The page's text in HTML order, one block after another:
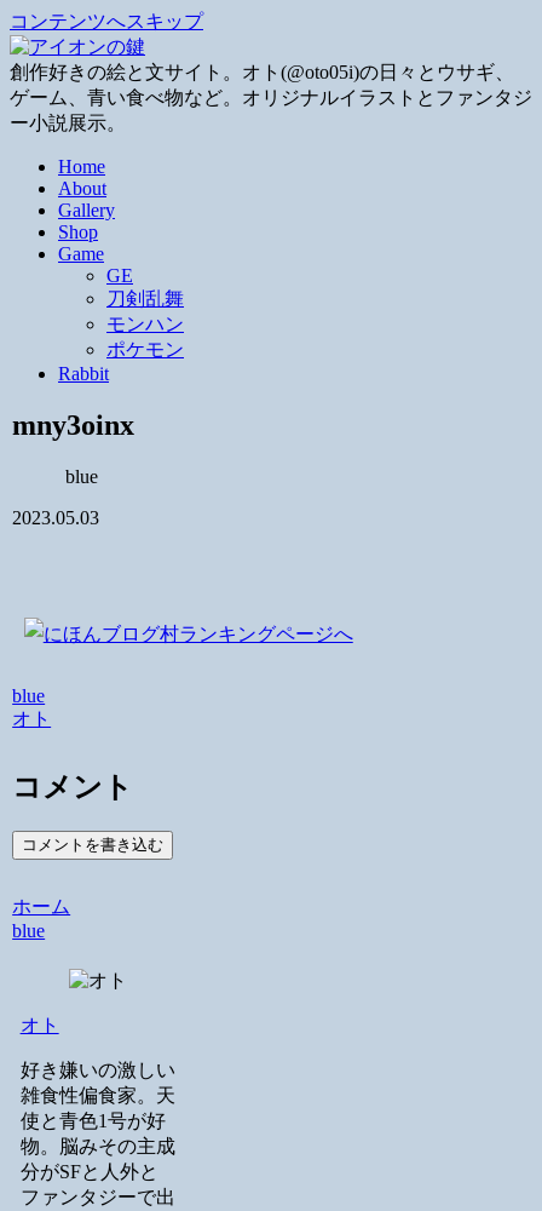
コンテンツへスキップ
創作好きの絵と文サイト。オト(@oto05i)の日々とウサギ、
ゲーム、青い食べ物など。オリジナルイラストとファンタジ
ー小説展示。
Home
About
Gallery
Shop
Game
GE
刀剣乱舞
モンハン
ポケモン
Rabbit
mny3oinx
blue
2023.05.03
blue
オト
コメント
コメントを書き込む
ホーム
blue
オト
好き嫌いの激しい
雑食性偏食家。天
使と青色1号が好
物。脳みその主成
分がSFと人外と
ファンタジーで出